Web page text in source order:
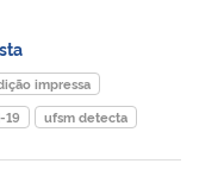
impressa
19 ufsm detecta